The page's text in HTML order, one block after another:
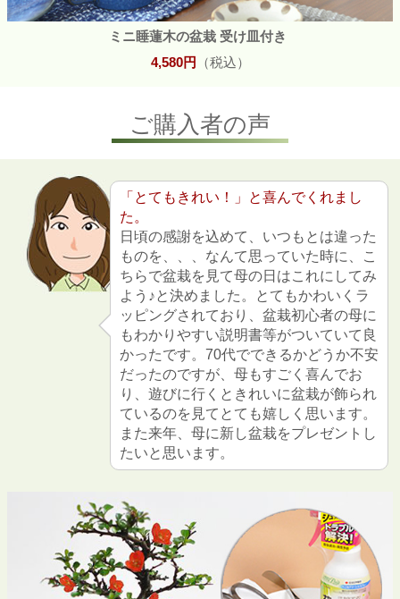
ミニ睡蓮木の盆栽 受け皿付き
4,580円 （税込）
ご購入者の声
「とてもきれい！」と喜んでくれまし
た。
日頃の感謝を込めて、いつもとは違った
ものを、、、なんて思っていた時に、こ
ちらで盆栽を見て母の日はこれにしてみ
よう♪と決めました。とてもかわいくラ
ッピングされており、盆栽初心者の母に
もわかりやすい説明書等がついていて良
かったです。70代でできるかどうか不安
だったのですが、母もすごく喜んでお
り、遊びに行くときれいに盆栽が飾られ
ているのを見てとても嬉しく思います。
また来年、母に新し盆栽をプレゼントし
たいと思います。